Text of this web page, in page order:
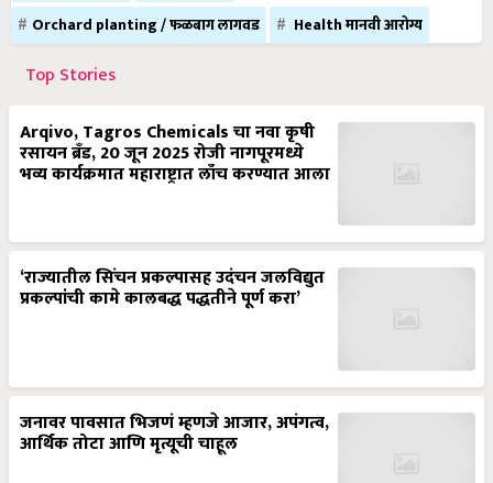
Orchard planting / फळबाग लागवड
Health मानवी आरोग्य
Top Stories
Arqivo, Tagros Chemicals चा नवा कृषी
रसायन ब्रँड, 20 जून 2025 रोजी नागपूरमध्ये
भव्य कार्यक्रमात महाराष्ट्रात लाँच करण्यात आला
‘राज्यातील सिंचन प्रकल्पासह उदंचन जलविद्युत
प्रकल्पांची कामे कालबद्ध पद्धतीने पूर्ण करा’
जनावर पावसात भिजणं म्हणजे आजार, अपंगत्व,
आर्थिक तोटा आणि मृत्यूची चाहूल